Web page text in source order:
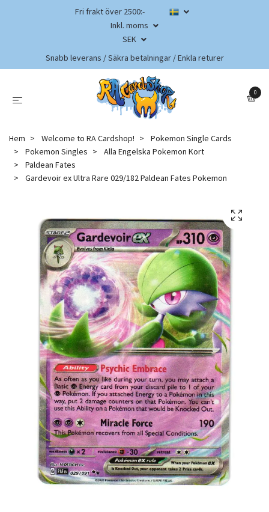
Fri frakt över 2500:-
Inkl. moms
SEK
Snabb leverans / Säkra betalningar / Enkla returer
0
Hem Welcome to RA Cardshop!
Pokemon Single Cards
Pokemon Singles
Alla Engelska Pokemon Kort
Paldean Fates
Gardevoir ex Ultra Rare 029/182 Paldean Fates Pokemon